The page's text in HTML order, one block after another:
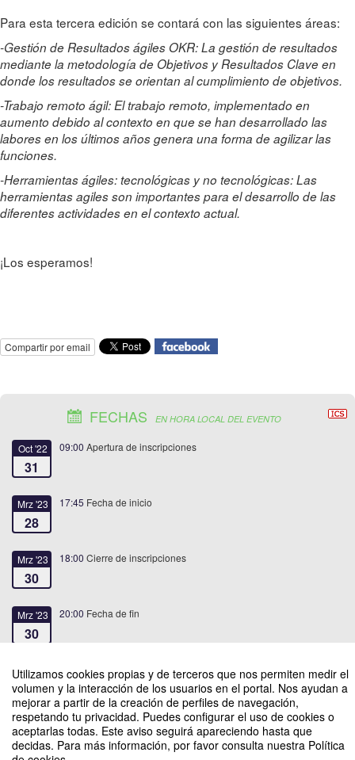
Utilizamos cookies propias y de terceros que nos permiten medir el
volumen y la interacción de los usuarios en el portal. Nos ayudan a
mejorar a partir de la creación de perfiles de navegación,
respetando tu privacidad. Puedes configurar el uso de cookies o
aceptarlas todas. Este aviso seguirá apareciendo hasta que
decidas. Para más información, por favor consulta nuestra Política
Para esta tercera edición se contará con las siguientes áreas:
-Gestión de Resultados ágiles OKR: La gestión de resultados
mediante la metodología de Objetivos y Resultados Clave en
donde los resultados se orientan al cumplimiento de objetivos.
-Trabajo remoto ágil: El trabajo remoto, implementado en
aumento debido al contexto en que se han desarrollado las
labores en los últimos años genera una forma de agilizar las
funciones.
-Herramientas ágiles: tecnológicas y no tecnológicas: Las
herramientas agiles son importantes para el desarrollo de las
diferentes actividades en el contexto actual.
¡Los esperamos!
Compartir por email
FECHAS EN HORA LOCAL DEL EVENTO
Oct '22
31
09:00 Apertura de inscripciones
Mrz '23
28
17:45 Fecha de inicio
Mrz '23
30
18:00 Cierre de inscripciones
Mrz '23
30
20:00 Fecha de fin
Congreso de Agilidad Empresarial
Organizado por Centro de Desarrollo Gerencial, Programa de Posgrados de